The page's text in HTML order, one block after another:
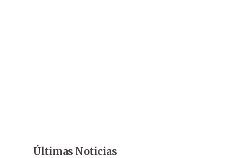
Últimas Noticias